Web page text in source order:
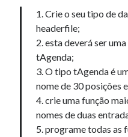
SELECT COUNT(*)
ON mb_posts.ID =
WHERE (
comment_post_ID =
AND (
06 00:46:01' )
Comentários
1. Crie o seu tipo de
headerfile;
2. esta deverá ser
tAgenda;
3. O tipo tAgenda é
nome de 30 posições
4. crie uma função
nomes de duas
5. programe todas as